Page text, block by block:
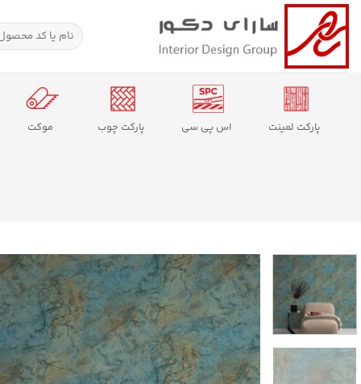
Skip
content
جستجو
برای:
پارکت لمینت اس پی سی پارکت چوب موکت